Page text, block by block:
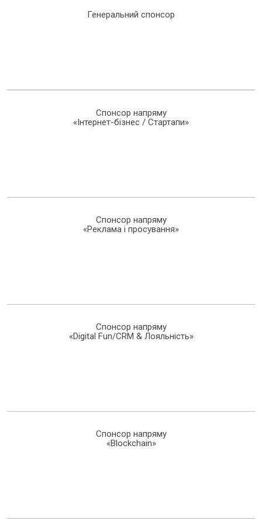
Генеральний спонсор
Спонсор напряму
«Інтернет-бізнес / Стартапи»
Спонсор напряму
«Реклама і просування»
Спонсор напряму
«Digital Fun/CRM & Лояльність»
Спонсор напряму
«Blockchain»